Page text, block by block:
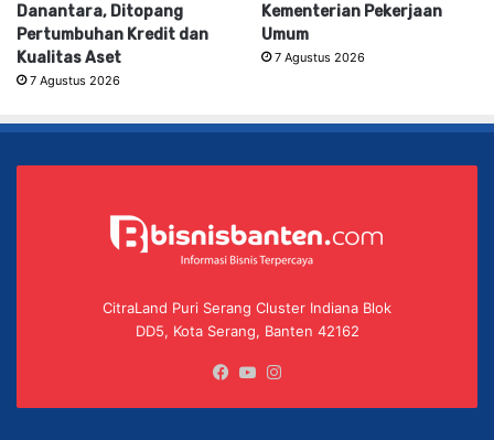
Danantara, Ditopang
Pertumbuhan Kredit dan
Kualitas Aset
7 Agustus 2026
Kementerian Pekerjaan
Umum
7 Agustus 2026
CitraLand Puri Serang Cluster Indiana Blok
DD5, Kota Serang, Banten 42162
Facebook
YouTube